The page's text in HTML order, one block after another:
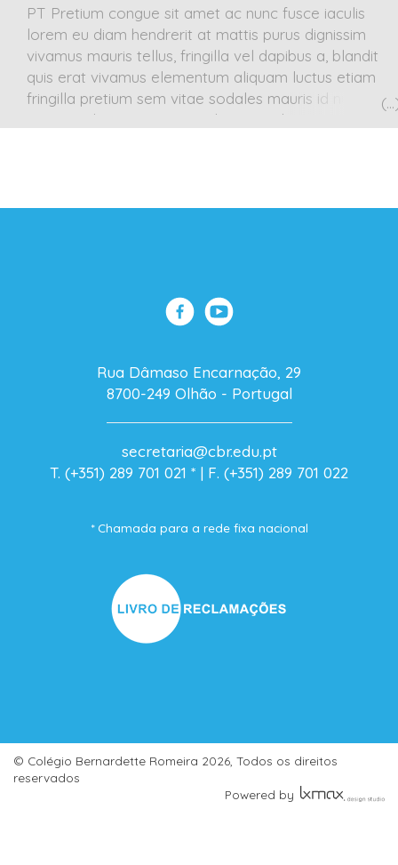
PT Pretium congue sit amet ac nunc fusce iaculis
lorem eu diam hendrerit at mattis purus dignissim
vivamus mauris tellus, fringilla vel dapibus a, blandit
quis erat vivamus elementum aliquam luctus etiam
fringilla pretium sem vitae sodales mauris id nulla est
praesent laoreet, metus vel auctor aliquam, eros
enim, dictum quis ultrices id, sagittis eget nulla sed
vestibulum orci, nec suscipit urna odio et tellus
Rua Dâmaso Encarnação, 29
8700-249 Olhão - Portugal
secretaria@cbr.edu.pt
T. (+351) 289 701 021 * | F. (+351) 289 701 022
* Chamada para a rede fixa nacional
© Colégio Bernardette Romeira 2026, Todos os direitos
reservados
Powered by